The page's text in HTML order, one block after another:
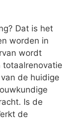
Dat is het
worden in
wordt
totaalrenovatie
de huidige
Is de
de